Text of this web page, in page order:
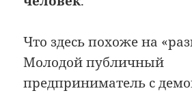
Что здесь похоже на
Молодой публичный
предприниматель с